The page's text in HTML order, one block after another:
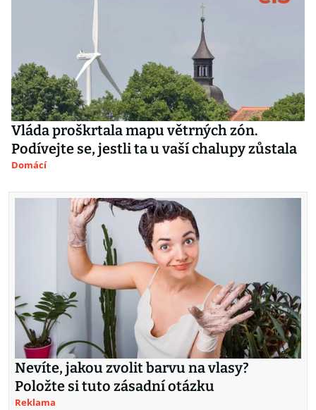
Vláda proškrtala mapu větrných zón.
Podívejte se, jestli ta u vaší chalupy zůstala
Domácí
Nevíte, jakou zvolit barvu na vlasy?
Položte si tuto zásadní otázku
Reklama